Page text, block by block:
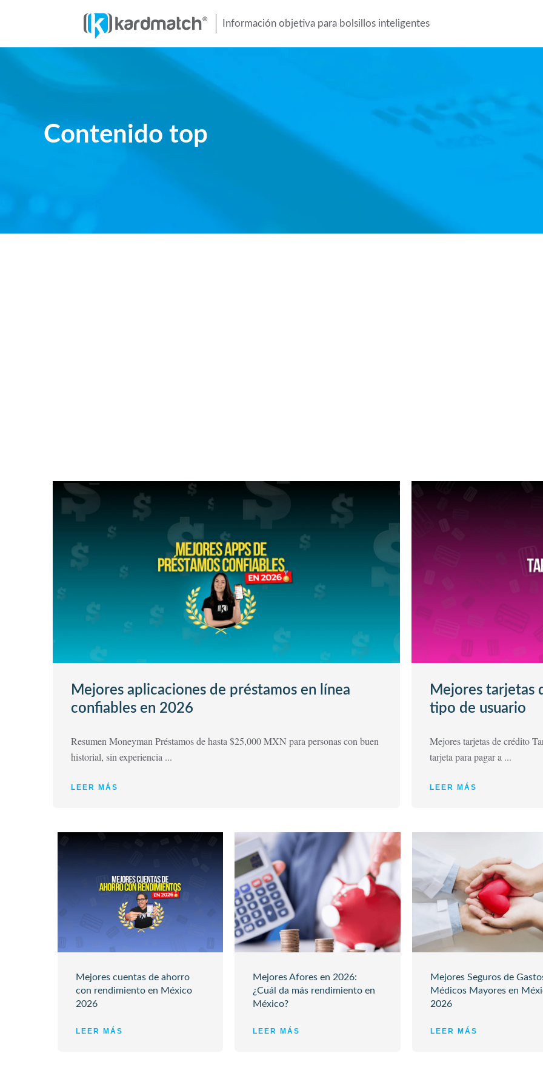
Información objetiva para bolsillos inteligentes
Contenido top
Mejores aplicaciones de préstamos en línea
confiables en 2026
Resumen Moneyman Préstamos de hasta $25,000 MXN para personas con buen
historial, sin experiencia ...
LEER MÁS
Mejores tarjetas
tipo de usuario
Mejores tarjetas de crédito
tarjeta para pagar a ...
LEER MÁS
Mejores cuentas de ahorro
con rendimiento en México
2026
LEER MÁS
Mejores Afores en 2026:
¿Cuál da más rendimiento en
México?
LEER MÁS
Mejores Seguros de
Médicos Mayores en
2026
LEER MÁS